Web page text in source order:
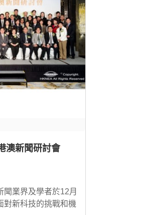
澳新聞研討會
聞業界及學者於12月
對新科技的挑戰和機